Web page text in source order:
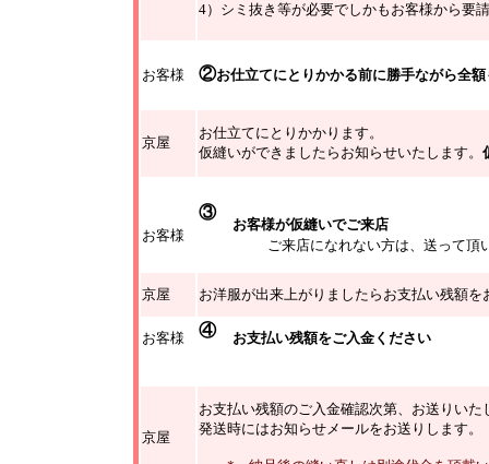
4） シミ抜き等が必要でしかもお客様から要
お客様 ②お仕立てにとりかかる前に勝手ながら全
京屋
お仕立てにとりかかります。
仮縫いができましたらお知らせいたします。
お客様
③
お客様が仮縫いでご来店
ご来店になれない方は、送って頂
京屋 お洋服が出来上がりましたらお支払い残額を
お客様 ④ お支払い残額をご入金ください
京屋
お支払い残額のご入金確認次第、お送りいた
発送時にはお知らせメールをお送りします。